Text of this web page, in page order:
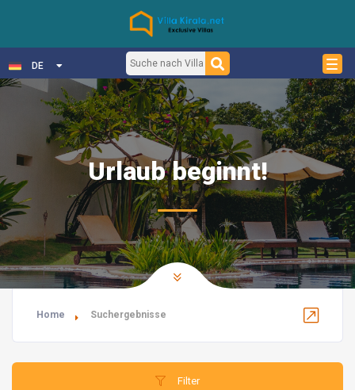
DE
Urlaub beginnt!
Home Suchergebnisse
Filter